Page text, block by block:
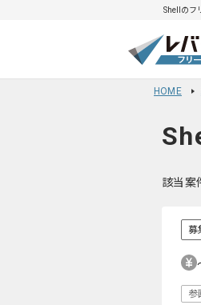
Shellのフ
HOME
該当案
募
参